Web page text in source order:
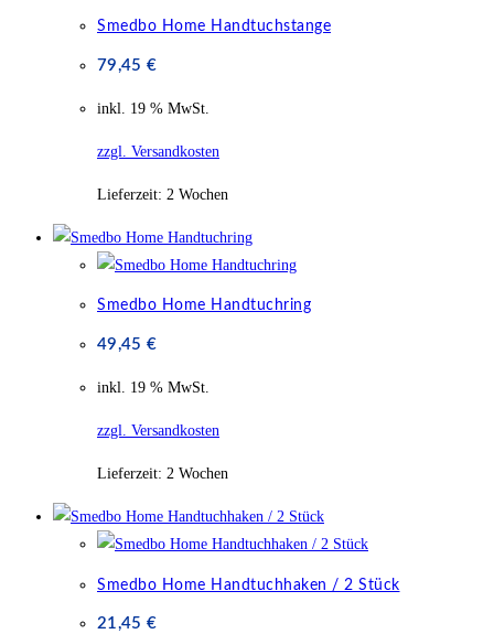
Smedbo Home Handtuchstange
79,45 €
inkl. 19 % MwSt.
zzgl. Versandkosten
Lieferzeit: 2 Wochen
Smedbo Home Handtuchring
49,45 €
inkl. 19 % MwSt.
zzgl. Versandkosten
Lieferzeit: 2 Wochen
Smedbo Home Handtuchhaken / 2 Stück
21,45 €